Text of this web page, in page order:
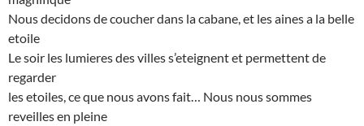
Nous decidons de coucher dans la cabane, et les aines a la belle
etoile
Le soir les lumieres des villes s’eteignent et permettent de
regarder
les etoiles, ce que nous avons fait… Nous nous sommes
reveilles en pleine